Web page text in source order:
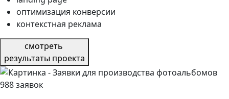
оптимизация конверсии
контекстная реклама
смотреть
результаты проекта
988 заявок